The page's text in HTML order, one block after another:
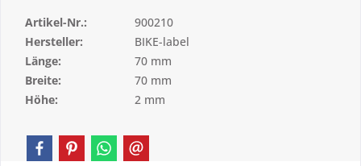
Artikel-Nr.:
900210
Hersteller:
BIKE-label
Länge:
70 mm
Breite:
70 mm
Höhe:
2 mm